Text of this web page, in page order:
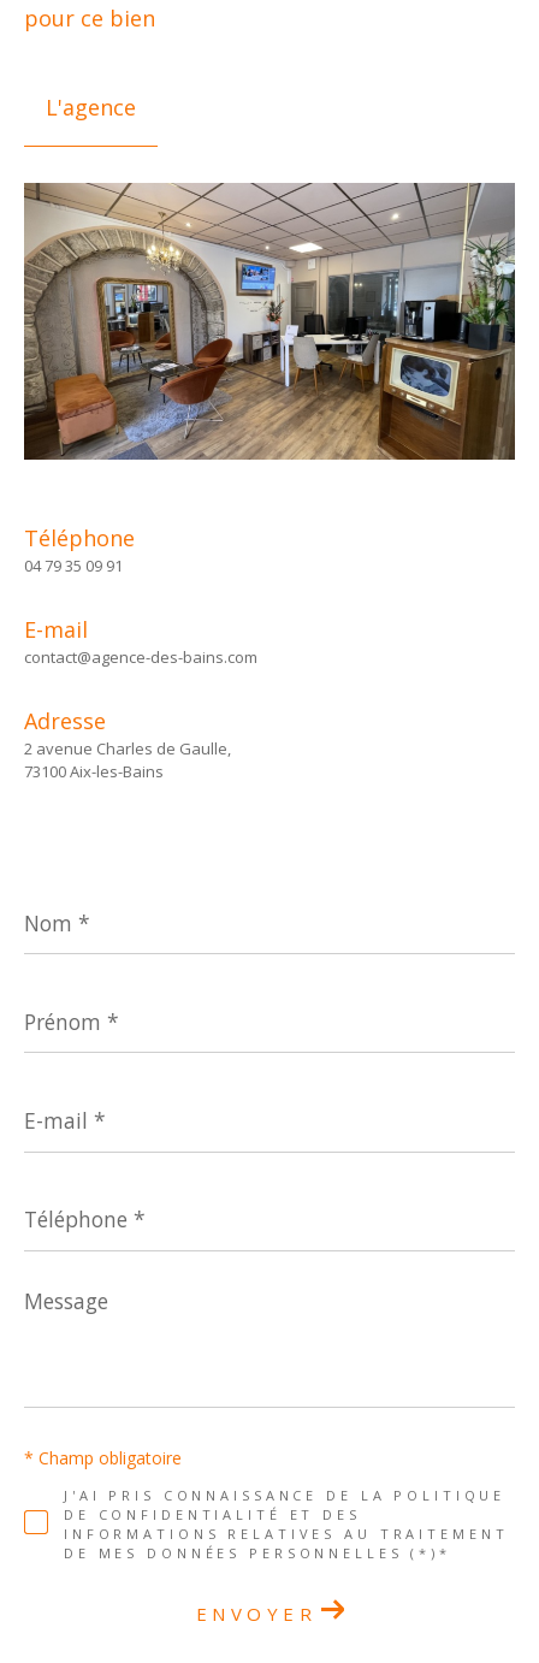
pour ce bien
L'agence
Téléphone
04 79 35 09 91
E-mail
contact@agence-des-bains.com
Adresse
2 avenue Charles de Gaulle,
73100 Aix-les-Bains
*
*
mail
*
*
Message
*
J'AI PRIS CONNAISSANCE DE LA POLITIQUE
DE CONFIDENTIALITÉ ET DES
INFORMATIONS RELATIVES AU TRAITEMENT
DE MES DONNÉES PERSONNELLES (*)*
* Champ obligatoire
ENVOYER